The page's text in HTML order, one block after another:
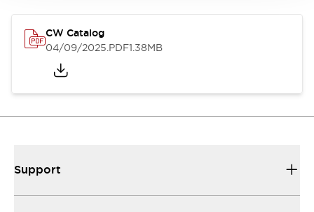
CW Catalog
04/09/2025.PDF1.38MB
Support